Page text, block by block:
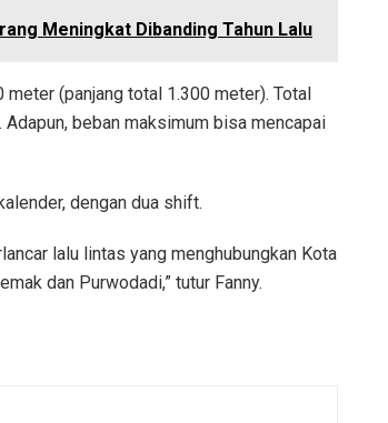
Meningkat Dibanding Tahun Lalu
(panjang total 1.300 meter). Total
beban maksimum bisa mencapai
dengan dua shift.
lalu lintas yang menghubungkan Kota
dan Purwodadi,” tutur Fanny.